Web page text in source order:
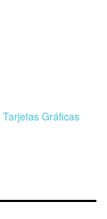
Tarjetas Gráficas